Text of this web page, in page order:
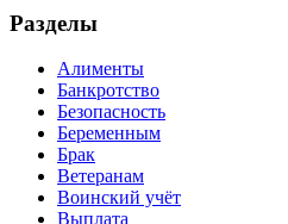
Разделы
Алименты
Банкротство
Безопасность
Беременным
Брак
Ветеранам
Воинский учёт
Выплата